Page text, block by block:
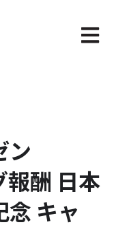
メイン
ン
報酬 日本
キャ